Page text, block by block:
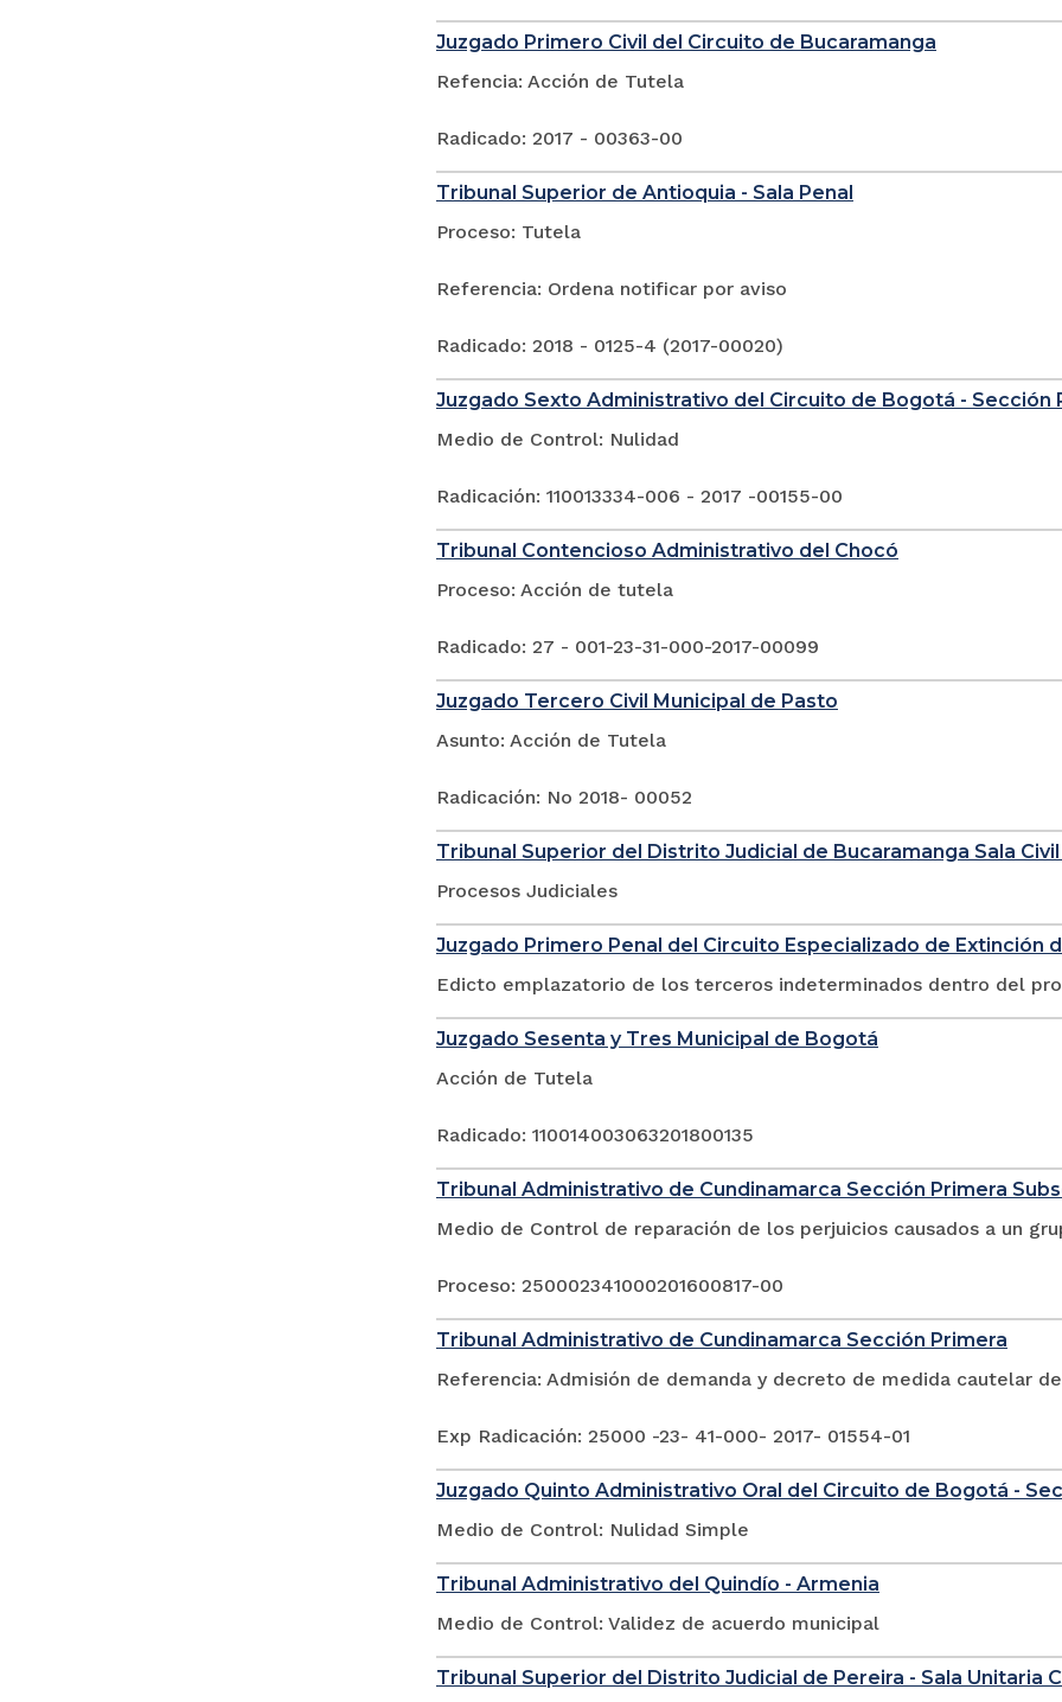
Juzgado Primero Civil del Circuito de Bucaramanga
Refencia: Acción de Tutela
Radicado: 2017 - 00363-00
Tribunal Superior de Antioquia - Sala Penal
Proceso: Tutela
Referencia: Ordena notificar por aviso
Radicado: 2018 - 0125-4 (2017-00020)
Juzgado Sexto Administrativo del Circuito de Bogotá - Sección
Medio de Control: Nulidad
Radicación: 110013334-006 - 2017 -00155-00
Tribunal Contencioso Administrativo del Chocó
Proceso: Acción de tutela
Radicado: 27 - 001-23-31-000-2017-00099
Juzgado Tercero Civil Municipal de Pasto
Asunto: Acción de Tutela
Radicación: No 2018- 00052
Tribunal Superior del Distrito Judicial de Bucaramanga Sala Civil
Procesos Judiciales
Juzgado Primero Penal del Circuito Especializado de Extinción
Edicto emplazatorio de los terceros indeterminados dentro del
Juzgado Sesenta y Tres Municipal de Bogotá
Acción de Tutela
Radicado: 110014003063201800135
Tribunal Administrativo de Cundinamarca Sección Primera
Medio de Control de reparación de los perjuicios causados a un
Proceso: 250002341000201600817-00
Tribunal Administrativo de Cundinamarca Sección Primera
Referencia: Admisión de demanda y decreto de medida cautelar
Exp Radicación: 25000 -23- 41-000- 2017- 01554-01
Juzgado Quinto Administrativo Oral del Circuito de Bogotá -
Medio de Control: Nulidad Simple
Tribunal Administrativo del Quindío - Armenia
Medio de Control: Validez de acuerdo municipal
Tribunal Superior del Distrito Judicial de Pereira - Sala Unitaria